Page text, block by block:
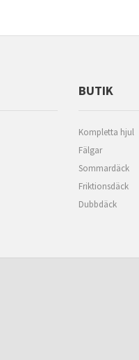
BUTIK
Kompletta hjul
Fälgar
Sommardäck
Friktionsdäck
Dubbdäck